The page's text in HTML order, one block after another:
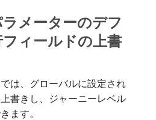
メーターのデフ
ィールドの上書
は、グローバルに設定され
書きし、ジャーニーレベル
ます。